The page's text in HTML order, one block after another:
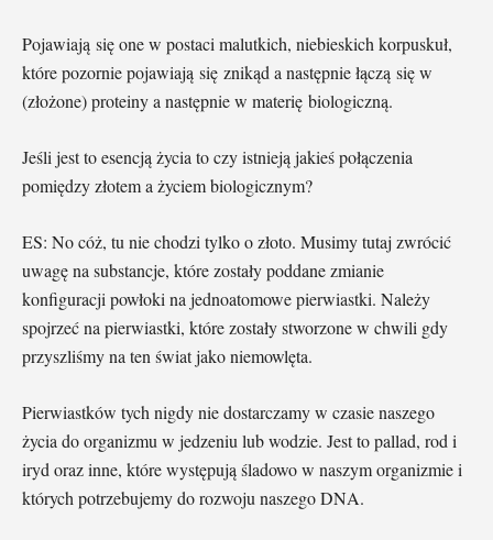
Pojawiają się one w postaci malutkich, niebieskich korpuskuł,
które pozornie pojawiają się znikąd a następnie łączą się w
(złożone) proteiny a następnie w materię biologiczną.
Jeśli jest to esencją życia to czy istnieją jakieś połączenia
pomiędzy złotem a życiem biologicznym?
ES: No cóż, tu nie chodzi tylko o złoto. Musimy tutaj zwrócić
uwagę na substancje, które zostały poddane zmianie
konfiguracji powłoki na jednoatomowe pierwiastki. Należy
spojrzeć na pierwiastki, które zostały stworzone w chwili gdy
przyszliśmy na ten świat jako niemowlęta.
Pierwiastków tych nigdy nie dostarczamy w czasie naszego
życia do organizmu w jedzeniu lub wodzie. Jest to pallad, rod i
iryd oraz inne, które występują śladowo w naszym organizmie i
których potrzebujemy do rozwoju naszego DNA.